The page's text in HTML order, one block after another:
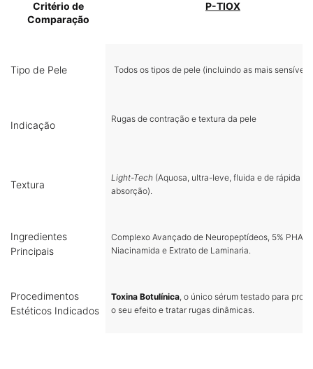
Critério de
Comparação
P-TIOX
Tipo de Pele Todos os tipos de pele (incluindo as mais
Indicação
Rugas de contração e textura da pele
Textura
Light-Tech (Aquosa, ultra-leve, fluida e de rápida
absorção).
Ingredientes
Principais
Complexo Avançado de Neuropeptídeos, 5% PHA,
Niacinamida e Extrato de Laminaria.
Procedimentos
Estéticos Indicados
Toxina Botulínica, o único sérum testado para
o seu efeito e tratar rugas dinâmicas.